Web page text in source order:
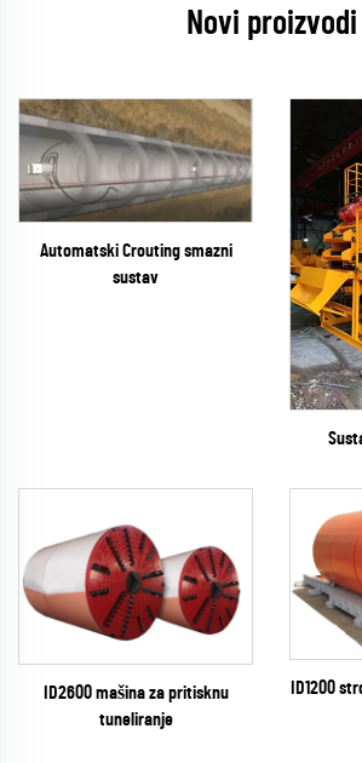
Novi proizvodi
Automatski Crouting smazni
sustav
ID2600 mašina za pritisknu
tuneliranje
ID1200